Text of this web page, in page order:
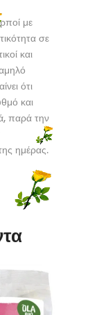
με
σε
και
ότι
και
παρά την
ημέρας.